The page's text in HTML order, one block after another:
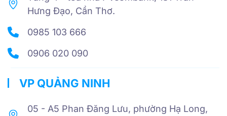
Hưng Đạo, Cần Thơ.
0985 103 666
0906 020 090
VP QUẢNG NINH
05 - A5 Phan Đăng Lưu, phường Hạ Long,